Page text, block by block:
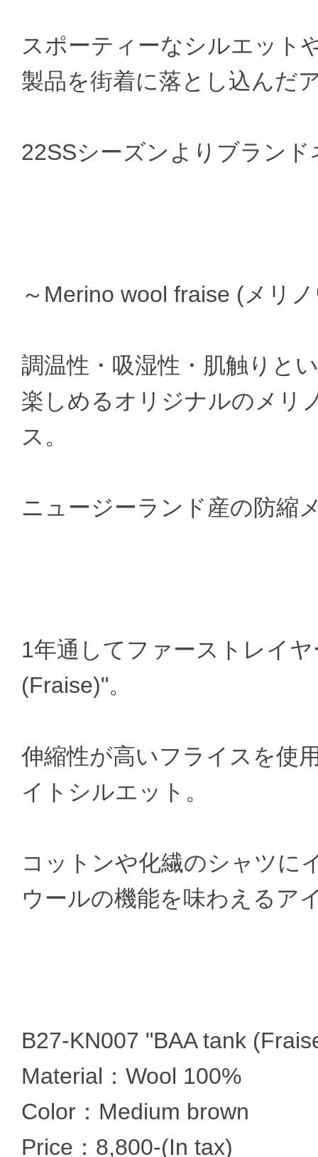
スポーティーなシルエット
製品を街着に落とし込んだ
22SSシーズンよりブラン
～Merino wool fraise (メリ
調温性・吸湿性・肌触りと
楽しめるオリジナルのメリ
ス。
ニュージーランド産の防縮
1年通してファーストレイ
(Fraise)"。
伸縮性が高いフライスを使
イトシルエット。
コットンや化繊のシャツに
ウールの機能を味わえるア
B27-KN007 "BAA tank
Material：Wool 100%
Color：Medium brown
Price：8,800-(In tax)